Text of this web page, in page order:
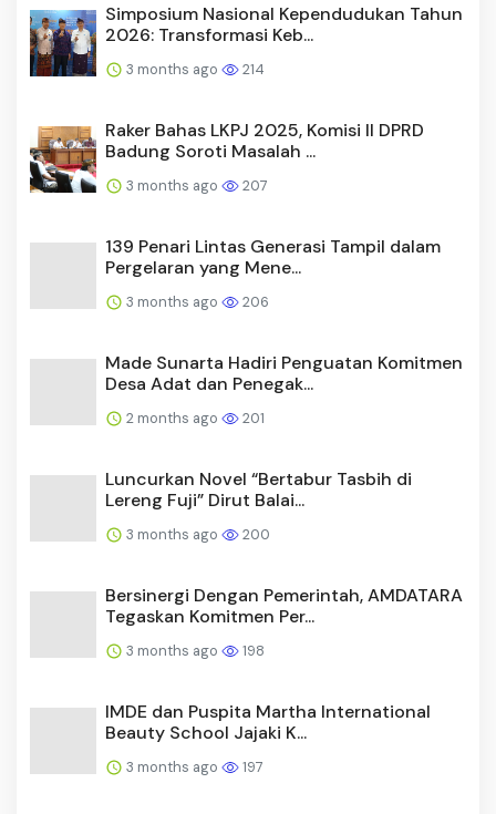
Simposium Nasional Kependudukan Tahun
2026: Transformasi Keb...
3 months ago 214
Raker Bahas LKPJ 2025, Komisi II DPRD
Badung Soroti Masalah ...
3 months ago 207
139 Penari Lintas Generasi Tampil dalam
Pergelaran yang Mene...
3 months ago 206
Made Sunarta Hadiri Penguatan Komitmen
Desa Adat dan Penegak...
2 months ago 201
Luncurkan Novel “Bertabur Tasbih di
Lereng Fuji” Dirut Balai...
3 months ago 200
Bersinergi Dengan Pemerintah, AMDATARA
Tegaskan Komitmen Per...
3 months ago 198
IMDE dan Puspita Martha International
Beauty School Jajaki K...
3 months ago 197